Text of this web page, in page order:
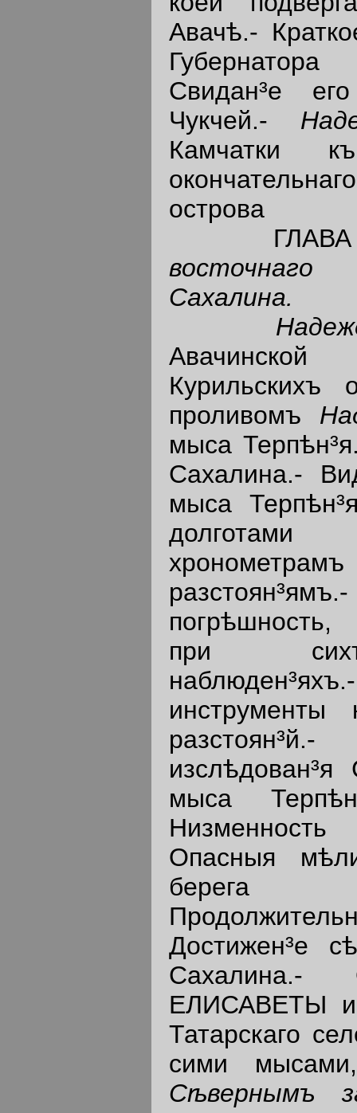
Авачѣ.-
Свидан³е
Чукчей.-
Камчатки
острова
Сахалина.
Авачинской
Курильскихъ
проливомъ
мыса
Сахалина.-
мыса
долготами
при
инструменты
мыса
Опасныя
берега
Достижен³е
Сахалина.-
ЕЛИСАВЕТЫ и
Татарскаго
сими
Сѣвернымъ